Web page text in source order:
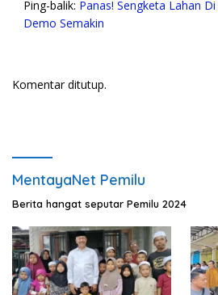
Ping-balik: Panas! Sengketa Lahan
Demo Semakin
Komentar ditutup.
MentayaNet Pemilu
Berita hangat seputar Pemilu 2024